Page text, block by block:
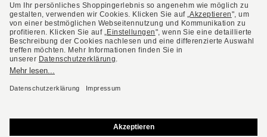
AGB Barrierefreiheit
Impressum
Datenschutzerklärung
Datenschutzeinstellungen